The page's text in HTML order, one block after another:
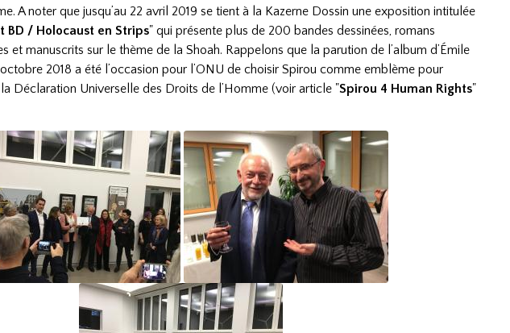
A noter que jusqu’au 22 avril 2019 se tient à la Kazerne Dossin une exposition intitulée
BD / Holocaust en Strips" qui présente plus de 200 bandes dessinées, romans
et manuscrits sur le thème de la Shoah. Rappelons que la parution de l’album d’Émile
2018 a été l’occasion pour l’ONU de choisir Spirou comme emblème pour
Déclaration Universelle des Droits de l’Homme (voir article "Spirou 4 Human Rights"